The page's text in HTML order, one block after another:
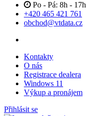
Po - Pá: 8h - 17h
+420 465 421 761
obchod@vtdata.cz
Kontakty
O nás
Registrace dealera
Windows 11
Výkup a pronájem
Přihlásit se